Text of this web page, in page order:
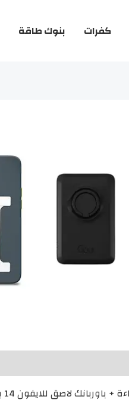
كفرات بنوك طاقة
لاصق للايفون 14 برو ماكس